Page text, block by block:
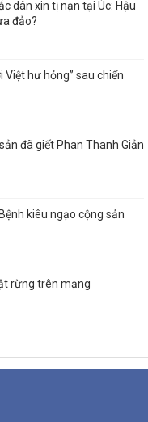
dân xin tị nạn tại Úc: Hậu
đảo?
Việt hư hỏng” sau chiến
đã giết Phan Thanh Giản
kiêu ngạo cộng sản
rừng trên mạng